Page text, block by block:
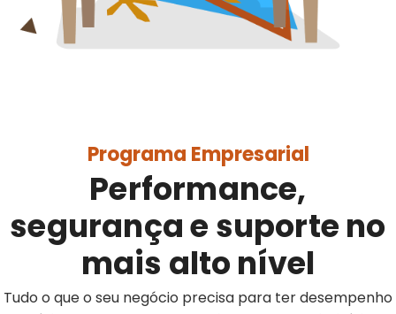
Programa Empresarial
Performance,
segurança e suporte no
mais alto nível
Tudo o que o seu negócio precisa para ter desempenho